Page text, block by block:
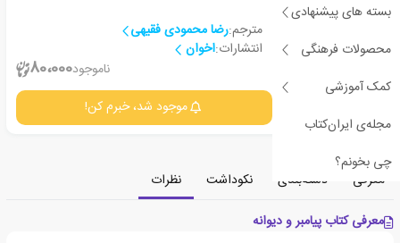
بسته های پیشنهادی
محصولات فرهنگی
کمک آموزشی
مجله‌ی ایران‌کتاب
چی بخونم؟
مترجم:رضا محمودی فقیهی
انتشارات:اخوان
ناموجود80،000
موجود شد، خبرم کن!
معرفی دسته‌بندی نکوداشت
نظرات
معرفی کتاب پیامبر و دیوانه